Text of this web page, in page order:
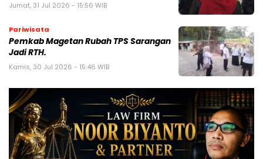
Jumat, 31 Jul 2026 - 15:56 WIB
Pariwisata
Pemkab Magetan Rubah TPS Sarangan
Jadi RTH.
Kamis, 30 Jul 2026 - 15:46 WIB